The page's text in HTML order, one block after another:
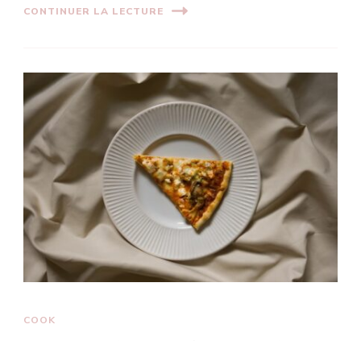
CONTINUER LA LECTURE
COOK